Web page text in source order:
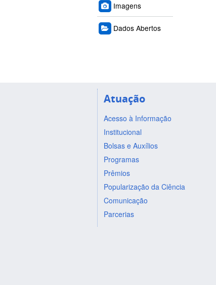
Imagens
Dados Abertos
Atuação
Acesso à Informação
Institucional
Bolsas e Auxílios
Programas
Prêmios
Popularização da Ciência
Comunicação
Parcerias